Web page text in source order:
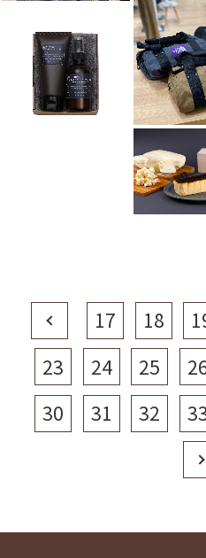
Prev 17 18
23
24 25
30
31 32